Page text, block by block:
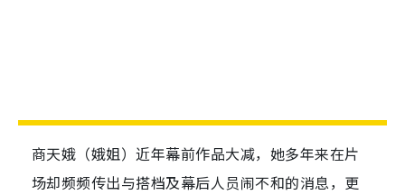
商天娥（娥姐）近年幕前作品大减，她多年来在片
场却频频传出与搭档及幕后人员闹不和的消息，更